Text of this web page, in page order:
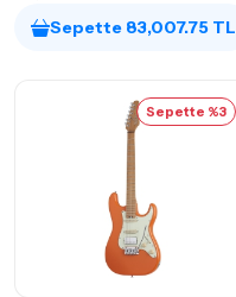
Sepette 83,007.75 TL
Sepette %3